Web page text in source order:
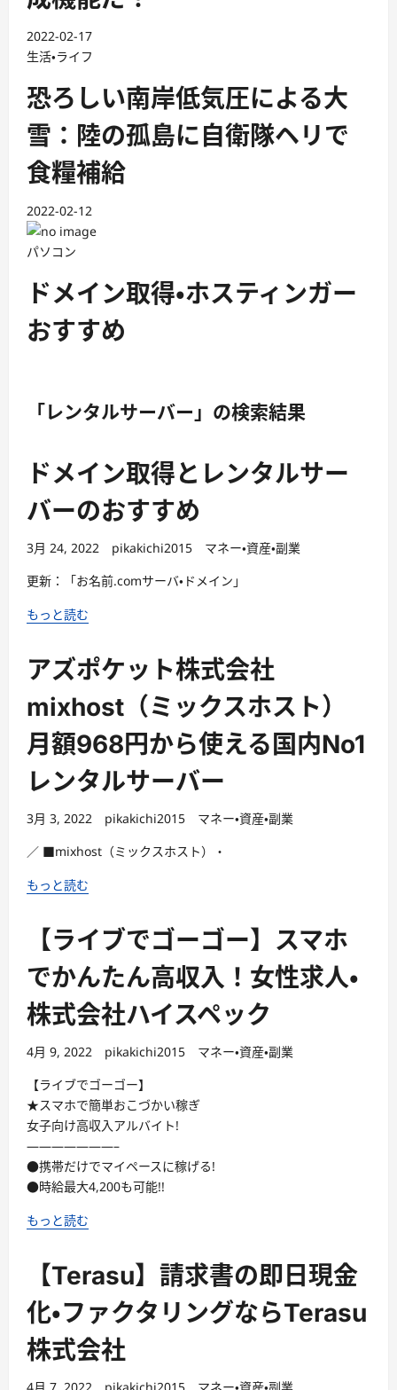
2022-02-17
生活・ライフ
恐ろしい南岸低気圧による大
雪：陸の孤島に自衛隊ヘリで
食糧補給
2022-02-12
パソコン
ドメイン取得・ホスティンガー
おすすめ
「レンタルサーバー」の検索結果
ドメイン取得とレンタルサー
バーのおすすめ
3月 24, 2022 pikakichi2015
マネー・資産・副業
更新：「お名前.comサーバ・ドメイン」
もっと読む
アズポケット株式会社
mixhost（ミックスホスト）
月額968円から使える国内No1
レンタルサーバー
3月 3, 2022 pikakichi2015
マネー・資産・副業
／ ■mixhost（ミックスホスト）・
もっと読む
【ライブでゴーゴー】スマホ
でかんたん高収入！女性求人・
株式会社ハイスペック
4月 9, 2022 pikakichi2015
マネー・資産・副業
【ライブでゴーゴー】
★スマホで簡単おこづかい稼ぎ
女子向け高収入アルバイト!
———————–
●携帯だけでマイペースに稼げる!
●時給最大4,200も可能!!
もっと読む
【Terasu】請求書の即日現金
化・ファクタリングならTerasu
株式会社